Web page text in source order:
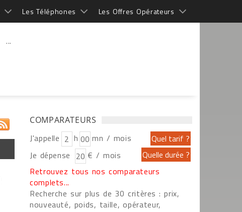
Les Téléphones Les Offres Opérateurs
...
COMPARATEURS
J'appelle h
mn / mois
Je dépense
€ / mois
Retrouvez tous nos comparateurs
complets...
Recherche sur plus de 30 critères : prix,
nouveauté, poids, taille, opérateur,